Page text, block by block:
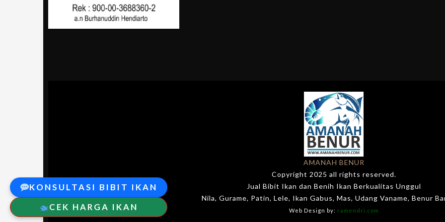
AMANAH BENUR
Copyright 2025 all rights reserved.
Jual Bibit Ikan dan Benih Ikan Berkualitas Unggul
Nila, Gurame, Patin, Lele, Ikan Gabus, Mas, Udang Vaname, Benur
Web Design by: ramendri.com
KONSULTASI BIBIT IKAN
CEK HARGA IKAN